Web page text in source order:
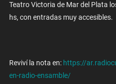
Teatro Victoria de Mar del Plata
hs, con entradas muy accesibles.
Reviví la nota en: https://
en-radio-ensamble/